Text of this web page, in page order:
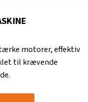
motorer, effektiv
til krævende